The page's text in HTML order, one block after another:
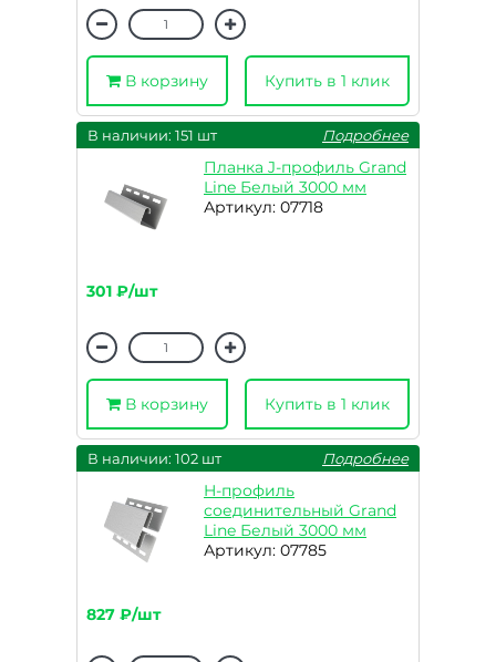
В корзину Купить в 1 клик
В наличии: 151 шт Подробнее
Планка J-профиль Grand
Line Белый 3000 мм
Артикул: 07718
301 ₽/шт
В корзину Купить в 1 клик
В наличии: 102 шт Подробнее
H-профиль
соединительный Grand
Line Белый 3000 мм
Артикул: 07785
827 ₽/шт